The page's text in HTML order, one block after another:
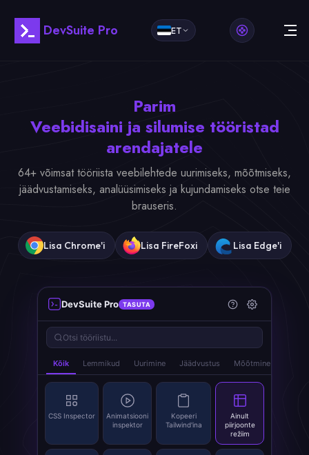
DevSuite Pro ET
Parim
Veebidisaini ja silumise tööristad
arendajatele
64+ võimsat tööriista veebilehtede uurimiseks, mõõtmiseks,
jäädvustamiseks, analüüsimiseks ja kujundamiseks otse teie
brauseris.
Lisa Chrome'i Lisa FireFoxi Lisa Edge'i
DevSuite Pro TASUTA
Otsi tööriistu...
Kõik Lemmikud Uurimine Jäädvustus Mõõtmine
CSS Inspector
Animatsiooni
inspektor
Kopeeri
Tailwind'ina
Ainult
piirjoonte
režiim